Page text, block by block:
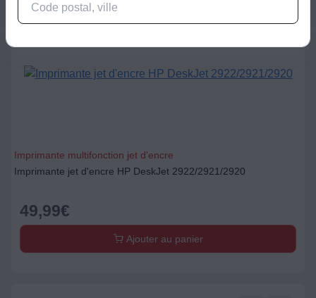
Imprimante multifonction jet d'encre
Imprimante jet d'encre HP DeskJet 2922/2921/2920
49,99€
Ajouter au panier